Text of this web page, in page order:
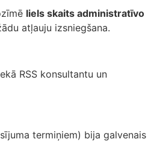
liels skaits administratīvo
atļauju izsniegšana.
RSS konsultantu un
termiņiem) bija galvenais